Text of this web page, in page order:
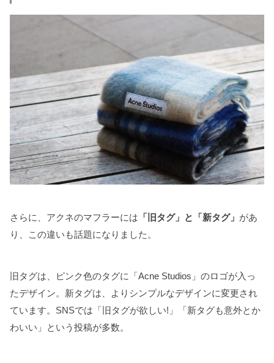
さらに、アクネのマフラーには 「旧タグ」と「新タグ」 があ
り、この違いも話題になりました。
旧タグは、ピンク色のタグに「Acne Studios」のロゴが入っ
たデザイン。新タグは、よりシンプルなデザインに変更され
ています。SNSでは「旧タグが欲しい!」「新タグも意外とか
わいい」という投稿が多数。